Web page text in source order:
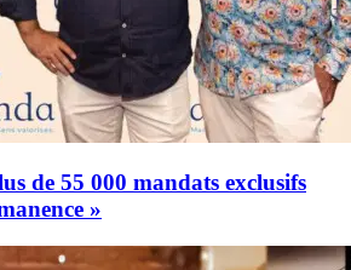
de 55 000 mandats exclusifs
»